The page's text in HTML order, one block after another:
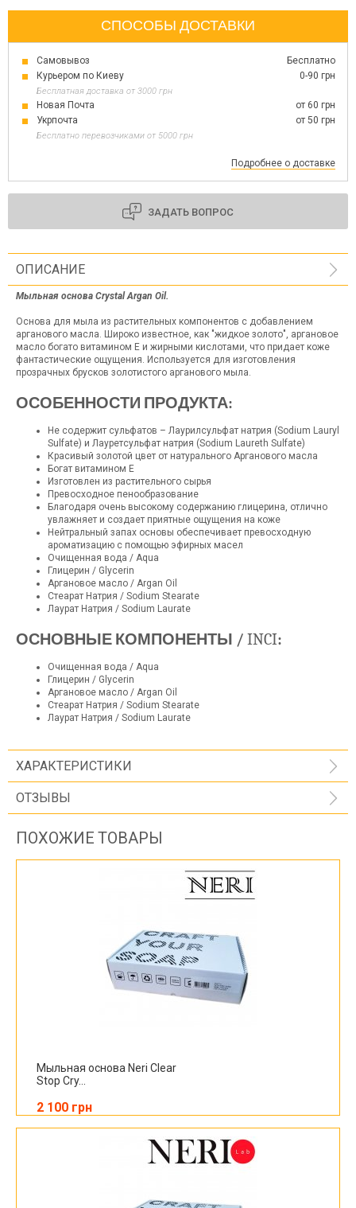
СПОСОБЫ ДОСТАВКИ
Самовывоз
Бесплатно
Курьером по Киеву
0-90 грн
Бесплатная доставка от 3000 грн
Новая Почта
от 60 грн
Укрпочта
от 50 грн
Бесплатно перевозчиками от 5000 грн
Подробнее о доставке
ЗАДАТЬ ВОПРОС
ОПИСАНИЕ
Мыльная основа Crystal Argan Oil.
Основа для мыла из растительных компонентов с добавлением
арганового масла. Широко известное, как "жидкое золото", аргановое
масло богато витамином Е и жирными кислотами, что придает коже
фантастические ощущения. Используется для изготовления
прозрачных брусков золотистого арганового мыла.
ОСОБЕННОСТИ ПРОДУКТА:
Не содержит сульфатов – Лаурилсульфат натрия (Sodium Lauryl
Sulfate) и Лауретсульфат натрия (Sodium Laureth Sulfate)
Красивый золотой цвет от натурального Арганового масла
Богат витамином Е
Изготовлен из растительного сырья
Превосходное пенообразование
Благодаря очень высокому содержанию глицерина, отлично
увлажняет и создает приятные ощущения на коже
Нейтральный запах основы обеспечивает превосходную
ароматизацию с помощью эфирных масел
Очищенная вода / Aqua
Глицерин / Glycerin
Аргановое масло / Argan Oil
Стеарат Натрия / Sodium Stearate
Лаурат Натрия / Sodium Laurate
ОСНОВНЫЕ КОМПОНЕНТЫ / INCI:
Очищенная вода / Aqua
Глицерин / Glycerin
Аргановое масло / Argan Oil
Стеарат Натрия / Sodium Stearate
Лаурат Натрия / Sodium Laurate
ХАРАКТЕРИСТИКИ
ОТЗЫВЫ
ПОХОЖИЕ ТОВАРЫ
Мыльная основа Neri Clear
Stop Cry...
2 100 грн